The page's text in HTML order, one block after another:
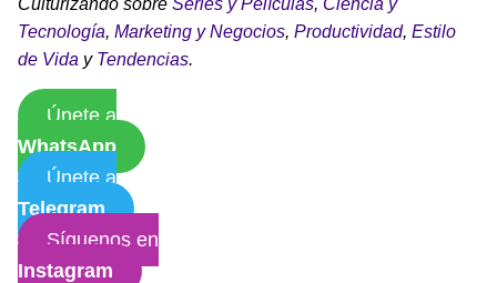
Culturizando sobre Series y Películas, Ciencia y
Tecnología, Marketing y Negocios, Productividad, Estilo
de Vida y Tendencias.
Únete a
WhatsApp
Únete a
Telegram
Síguenos en
Instagram